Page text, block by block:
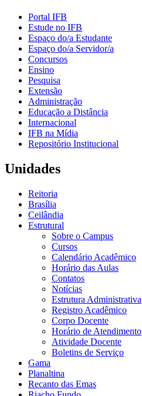
Portal IFB
Estude no IFB
Espaço do/a Estudante
Espaço do/a Servidor/a
Concursos
Ensino
Pesquisa
Extensão
Administração
Educação a Distância
Internacional
IFB na Mídia
Repositório Institucional
Unidades
Reitoria
Brasília
Ceilândia
Estrutural
Sobre o Campus
Cursos
Calendário Acadêmico
Horário das Aulas
Contatos
Notícias
Estrutura Administrativa
Registro Acadêmico
Corpo Docente
Horário de Atendimento
Atividade Docente
Boletins de Serviço
Gama
Planaltina
Recanto das Emas